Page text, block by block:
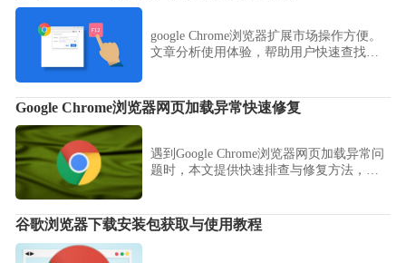
google Chrome浏览器扩展市场操作方便。
文章分析使用体验，帮助用户快速查找和
Google Chrome浏览器网页加载异常快速修复
遇到Google Chrome浏览器网页加载异常问
题时，本文提供快速排查与修复方法，帮
谷歌浏览器下载安装包获取与使用教程